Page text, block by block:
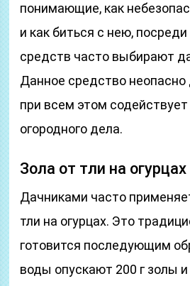
понимающие, как
и как биться с нею,
средств часто выбирают
Данное средство неопасно
при всем этом
огородного дела.
Зола от тли на огурцах
Дачниками часто
тли на огурцах. Это
готовится последующим
воды опускают 200 г золы и